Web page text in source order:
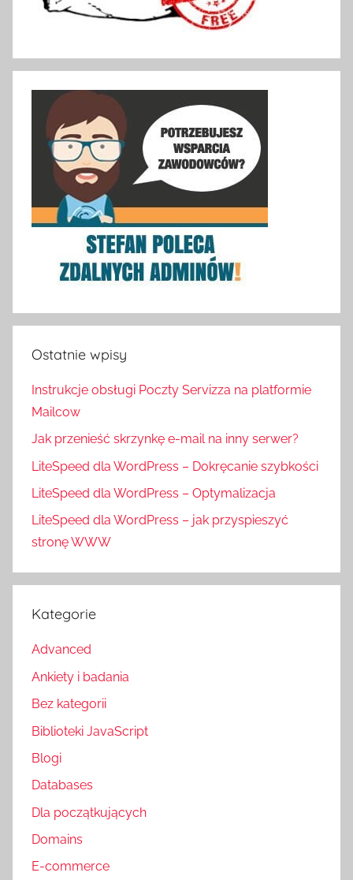
Ostatnie wpisy
Instrukcje obsługi Poczty Servizza na platformie
Mailcow
Jak przenieść skrzynkę e-mail na inny serwer?
LiteSpeed dla WordPress – Dokręcanie szybkości
LiteSpeed dla WordPress – Optymalizacja
LiteSpeed dla WordPress – jak przyspieszyć
stronę WWW
Kategorie
Advanced
Ankiety i badania
Bez kategorii
Biblioteki JavaScript
Blogi
Databases
Dla początkujących
Domains
E-commerce